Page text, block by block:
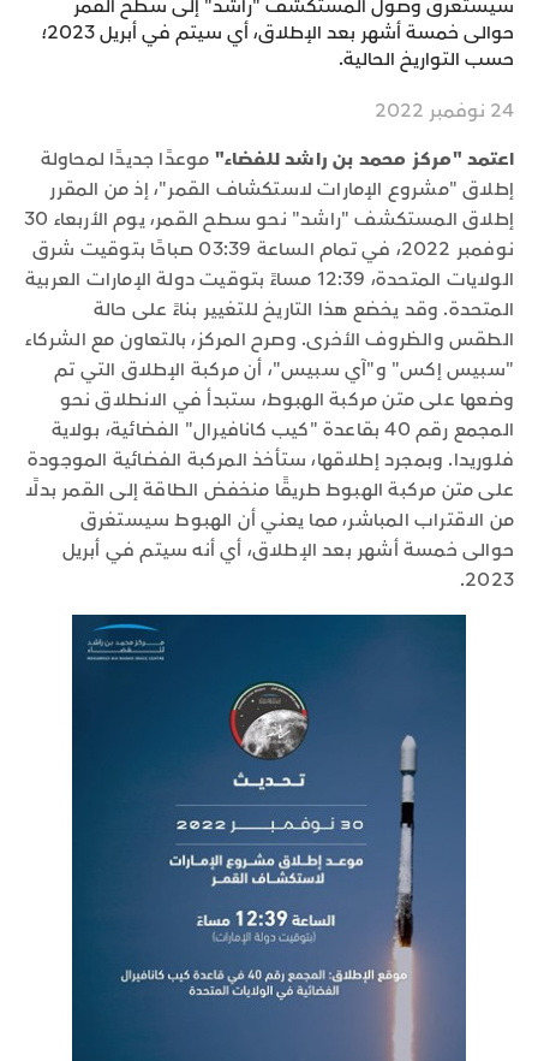
سيستغرق وصول المستكشف "راشد" إلى سطح القمر
حوالى خمسة أشهر بعد الإطلاق، أي سيتم في أبريل 2023؛
حسب التواريخ الحالية.
24 نوفمبر 2022
اعتمد "مركز محمد بن راشد للفضاء" موعدًا جديدًا لمحاولة
إطلاق "مشروع الإمارات لاستكشاف القمر"، إذ من المقرر
إطلاق المستكشف "راشد" نحو سطح القمر، يوم الأربعاء 30
نوفمبر 2022، في تمام الساعة 03:39 صباحًا بتوقيت شرق
الولايات المتحدة، 12:39 مساءً بتوقيت دولة الإمارات العربية
المتحدة. وقد يخضع هذا التاريخ للتغيير بناءً على حالة
الطقس والظروف الأخرى. وصرح المركز، بالتعاون مع الشركاء
"سبيس إكس" و"آي سبيس"، أن مركبة الإطلاق التي تم
وضعها على متن مركبة الهبوط، ستبدأ في الانطلاق نحو
المجمع رقم 40 بقاعدة "كيب كانافيرال" الفضائية، بولاية
فلوريدا. وبمجرد إطلاقها، ستأخذ المركبة الفضائية الموجودة
على متن مركبة الهبوط طريقًا منخفض الطاقة إلى القمر بدلًا
من الاقتراب المباشر، مما يعني أن الهبوط سيستغرق
حوالى خمسة أشهر بعد الإطلاق، أي أنه سيتم في أبريل
2023.